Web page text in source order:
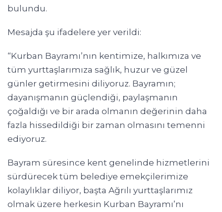
bulundu.
Mesajda şu ifadelere yer verildi:
“Kurban Bayramı’nın kentimize, halkımıza ve
tüm yurttaşlarımıza sağlık, huzur ve güzel
günler getirmesini diliyoruz. Bayramın;
dayanışmanın güçlendiği, paylaşmanın
çoğaldığı ve bir arada olmanın değerinin daha
fazla hissedildiği bir zaman olmasını temenni
ediyoruz.
Bayram süresince kent genelinde hizmetlerini
sürdürecek tüm belediye emekçilerimize
kolaylıklar diliyor, başta Ağrılı yurttaşlarımız
olmak üzere herkesin Kurban Bayramı’nı